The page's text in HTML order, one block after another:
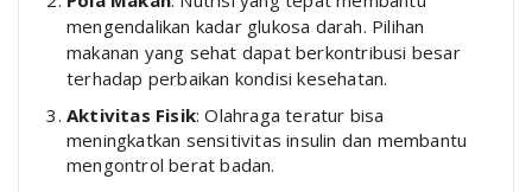
mengendalikan kadar glukosa darah. Pilihan
makanan yang sehat dapat berkontribusi besar
terhadap perbaikan kondisi kesehatan.
Aktivitas Fisik: Olahraga teratur bisa
meningkatkan sensitivitas insulin dan membantu
mengontrol berat badan.